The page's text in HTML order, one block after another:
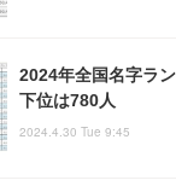
2024年全国名字ラ
下位は780人
2024.4.30 Tue 9:45